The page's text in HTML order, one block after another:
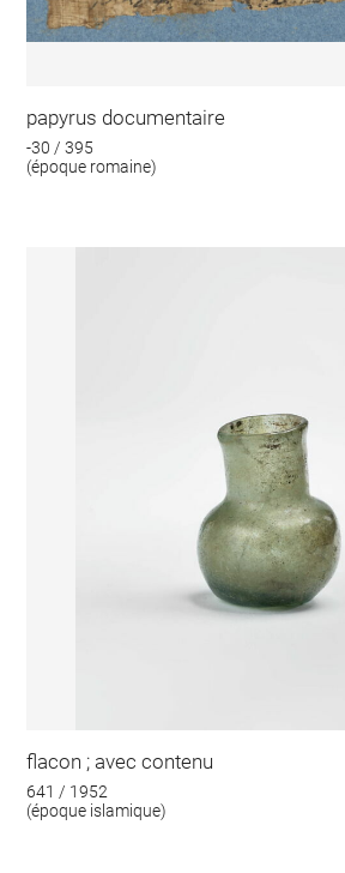
papyrus documentaire
-30 / 395
(époque romaine)
flacon ; avec contenu
641 / 1952
(époque islamique)